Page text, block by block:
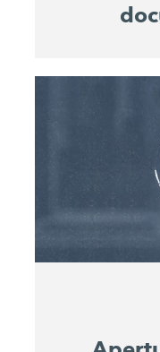
El Operations
la ubicación,
de cada
su máquina en
continua de la
máquina
de máquinas
completos.